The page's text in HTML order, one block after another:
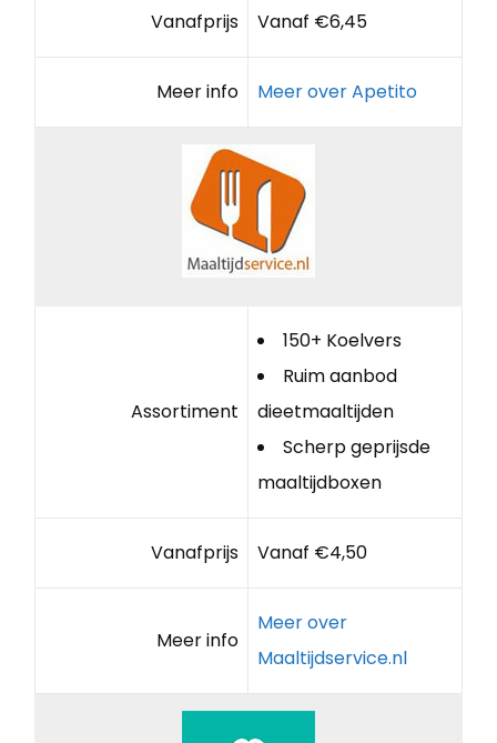
Vanafprijs Vanaf €6,45
Meer info Meer over Apetito
Assortiment
150+ Koelvers
Ruim aanbod
dieetmaaltijden
Scherp geprijsde
maaltijdboxen
Vanafprijs Vanaf €4,50
Meer info
Meer over
Maaltijdservice.nl